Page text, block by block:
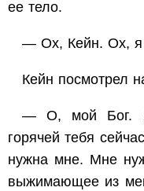
ее тело.
— Ох, Кейн. Ох,
Кейн посмотрел
— О, мой Бог. Я
горячей тебя
нужна мне. Мне
выжимающее из